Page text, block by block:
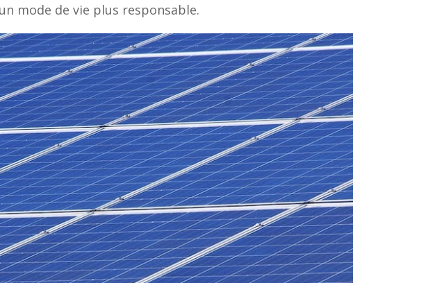
mode de vie plus responsable.